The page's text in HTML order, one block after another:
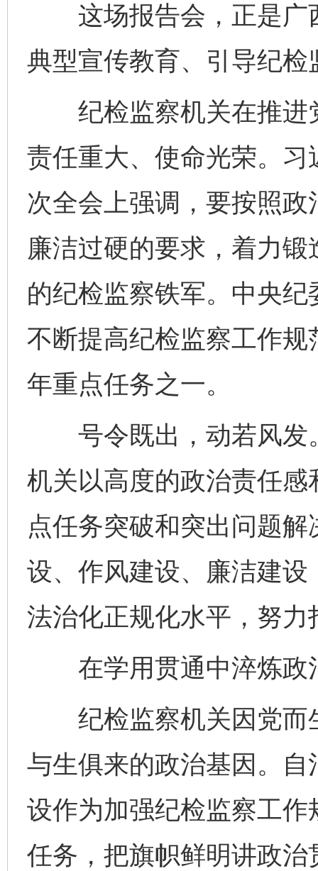
这场报告会，正是广
典型宣传教育、引导纪
纪检监察机关在推进
责任重大、使命光荣。
次全会上强调，要按照
廉洁过硬的要求，着力
的纪检监察铁军。中央
不断提高纪检监察工作规
年重点任务之一。
号令既出，动若风发
机关以高度的政治责任
点任务突破和突出问题
设、作风建设、廉洁建
法治化正规化水平，努力
在学用贯通中淬炼政
纪检监察机关因党而
与生俱来的政治基因。
设作为加强纪检监察工
任务，把旗帜鲜明讲政